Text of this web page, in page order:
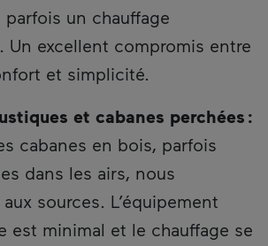
un chauffage
Un excellent compromis entre
et simplicité.
et cabanes perchées :
cabanes en bois, parfois
dans les airs, nous
sources. L’équipement
est minimal et le chauffage se